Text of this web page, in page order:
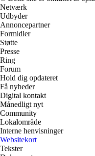
Netværk
Udbyder
Annoncepartner
Formidler
Støtte
Presse
Ring
Forum
Hold dig opdateret
Få nyheder
Digital kontakt
Månedligt nyt
Community
Lokalområde
Interne henvisninger
Websitekort
Tekster